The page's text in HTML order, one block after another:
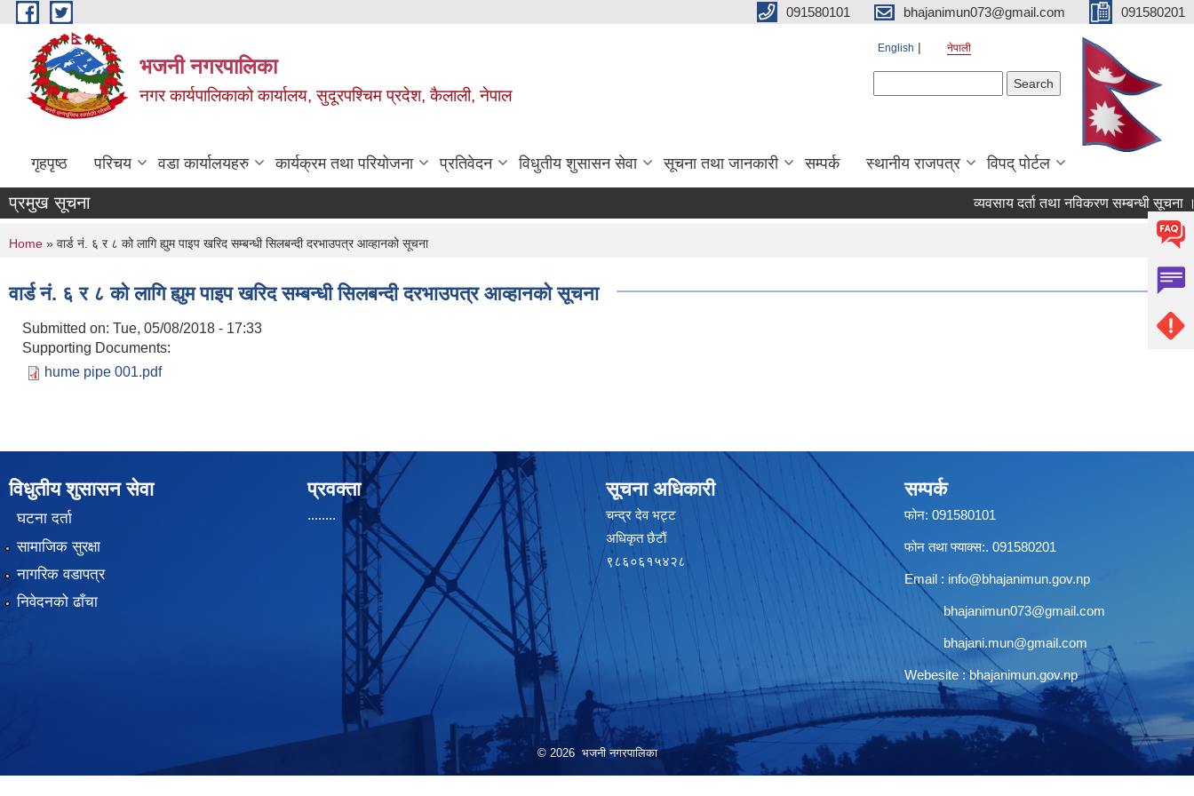
Skip to main content 091580101 bhajanimun073@gmail.com 091580201
भजनी नगरपालिका
नगर कार्यपालिकाको कार्यालय, सुदूरपश्चिम प्रदेश, कैलाली, नेपाल
English नेपाली
गृहपृष्ठ परिचय वडा कार्यालयहरु कार्यक्रम तथा परियोजना प्रतिवेदन विधुतीय शुसासन सेवा सूचना तथा जानकारी सम्पर्क स्थानीय राजपत्र विपद् पोर्टल
प्रमुख सूचना व्यवसाय दर्ता तथा नविकरण सम्बन्धी सूचना ।
You are here
Home » वार्ड नं. ६ र ८ को लागि ह्युम पाइप खरिद सम्बन्धी सिलबन्दी दरभाउपत्र आव्हानको सूचना
वार्ड नं. ६ र ८ को लागि ह्युम पाइप खरिद सम्बन्धी सिलबन्दी दरभाउपत्र आव्हानको सूचना
Submitted on: Tue, 05/08/2018 - 17:33
Supporting Documents:
hume pipe 001.pdf
विधुतीय शुसासन सेवा
घटना दर्ता
सामाजिक सुरक्षा
नागरिक वडापत्र
निवेदनको ढाँचा
प्रवक्ता
........
सूचना अधिकारी
चन्द्र देव भट्ट
अधिकृत छैटाैं
९८६०६१५४२८
सम्पर्क
फोन: 091580101
फोन तथा फ्याक्स:. 091580201
Email : info@bhajanimun.gov.np
bhajanimun073@gmail.com
bhajani.mun@gmail.com
Webesite : bhajanimun.gov.np
© 2026 भजनी नगरपालिका